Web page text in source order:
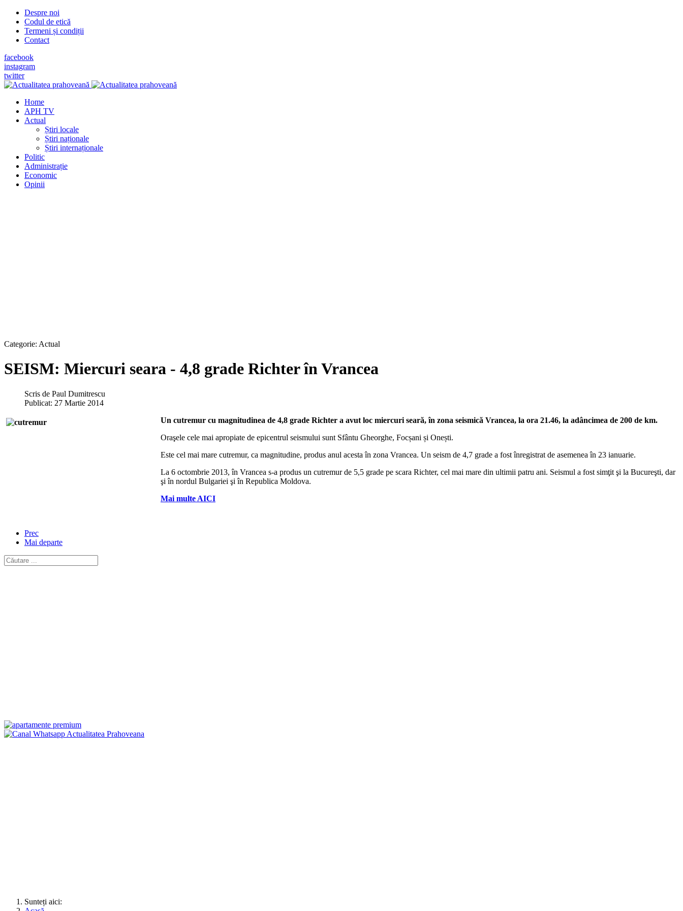
Despre noi
Codul de etică
Termeni și condiții
Contact
facebook
instagram
twitter
Home
APH TV
Actual
Știri locale
Știri naționale
Știri internaționale
Politic
Administrație
Economic
Opinii
Categorie: Actual
SEISM: Miercuri seara - 4,8 grade Richter în Vrancea
Scris de Paul Dumitrescu
Publicat: 27 Martie 2014
Un cutremur cu magnitudinea de 4,8 grade Richter a avut loc miercuri seară, în zona seismică Vrancea, la ora 21.46, la adâncimea de 200 de km.
Oraşele cele mai apropiate de epicentrul seismului sunt Sfântu Gheorghe, Focșani și Onești.
Este cel mai mare cutremur, ca magnitudine, produs anul acesta în zona Vrancea. Un seism de 4,7 grade a fost înregistrat de asemenea în 23 ianuarie.
La 6 octombrie 2013, în Vrancea s-a produs un cutremur de 5,5 grade pe scara Richter, cel mai mare din ultimii patru ani. Seismul a fost simţit şi la Bucureşti, dar
şi în nordul Bulgariei şi în Republica Moldova.
Mai multe AICI
Prec
Mai departe
Sunteți aici: